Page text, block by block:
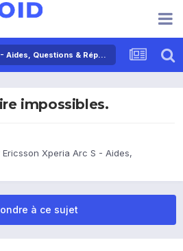
Sony Ericsson Xperia Arc S - Aides, Questions & Réponses
impossibles.
Ericsson Xperia Arc S - Aides,
à ce sujet